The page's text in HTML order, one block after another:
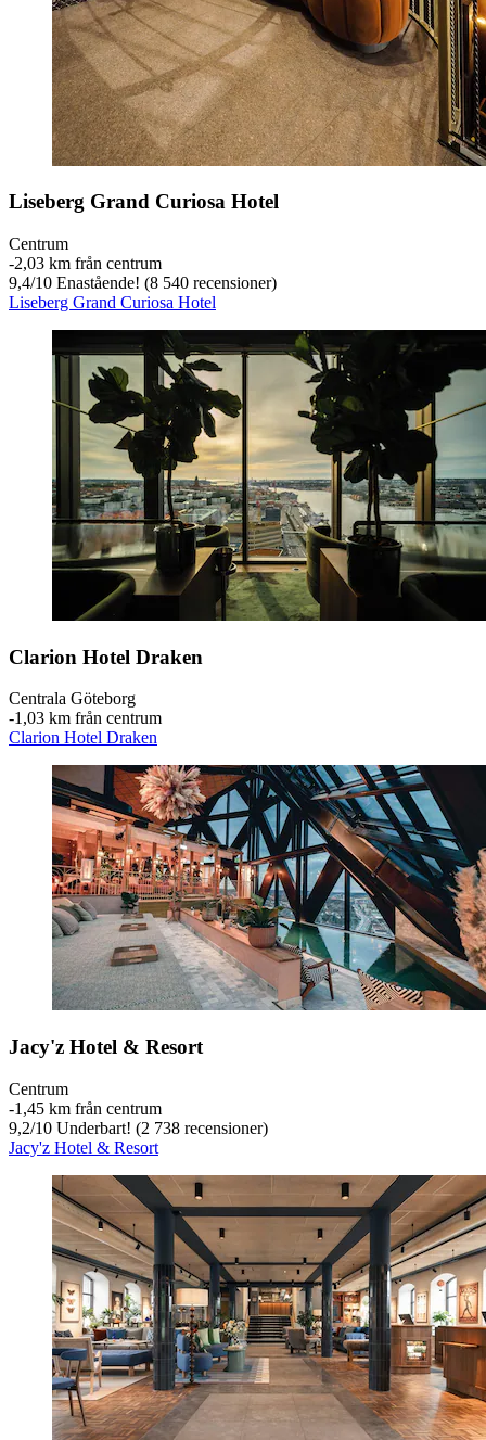
Liseberg Grand Curiosa Hotel
Centrum
‐2,03 km från centrum
9,4/10 Enastående! (8 540 recensioner)
Liseberg Grand Curiosa Hotel
Clarion Hotel Draken
Centrala Göteborg
‐1,03 km från centrum
Clarion Hotel Draken
Jacy'z Hotel & Resort
Centrum
‐1,45 km från centrum
9,2/10 Underbart! (2 738 recensioner)
Jacy'z Hotel & Resort